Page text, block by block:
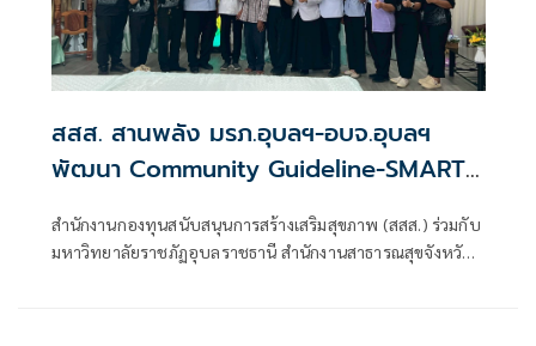
สสส. สานพลัง มรภ.อุบลฯ-อบจ.อุบลฯ
พัฒนา Community Guideline-SMART-
ระบบดูแลผู้ป่วยโรคเนื้อเน่าแบบไร้รอยต่อ
ลดความล่าช้าเพิ่มโอกาสรอดชีวิตผู้ป่วย
สำนักงานกองทุนสนับสนุนการสร้างเสริมสุขภาพ (สสส.) ร่วมกับ
มหาวิทยาลัยราชภัฏอุบลราชธานี สำนักงานสาธารณสุขจังหวัด